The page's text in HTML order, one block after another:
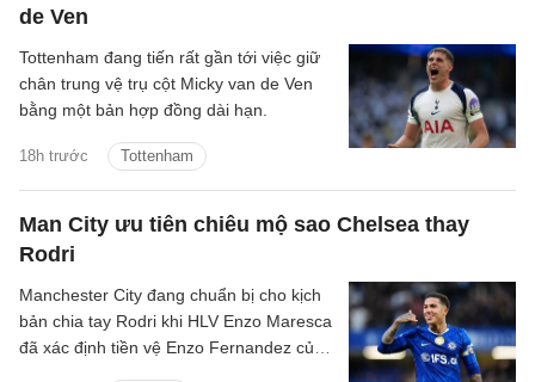
de Ven
18h trước Tottenham
Tottenham đang tiến rất gần tới việc giữ
chân trung vệ trụ cột Micky van de Ven
bằng một bản hợp đồng dài hạn.
Man City ưu tiên chiêu mộ sao Chelsea thay
Rodri
Manchester City đang chuẩn bị cho kịch
bản chia tay Rodri khi HLV Enzo Maresca
đã xác định tiền vệ Enzo Fernandez của